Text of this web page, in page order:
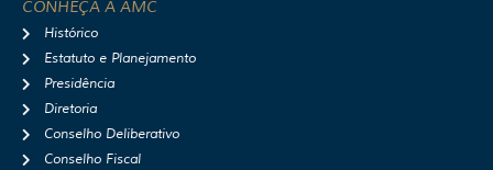
a
r
CONHEÇA A AMC
Histórico
Estatuto e Planejamento
Presidência
Diretoria
Conselho Deliberativo
Conselho Fiscal